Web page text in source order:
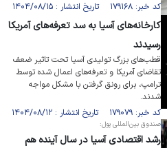
کد خبر: ۱۷۹۱۶۸ تاریخ انتشار : ۱۴۰۴/۰۸/۱۵
کارخانه‌های آسیا به سد تعرفه‌های آمریکا
رسیدند
قطب‌های بزرگ تولیدی آسیا تحت تاثیر ضعف
تقاضای آمریکا و تعرفه‌های اعمال شده توسط
ترامپ، برای رونق گرفتن با مشکل مواجه
شدند.
کد خبر: ۱۷۹۰۷۹ تاریخ انتشار : ۱۴۰۴/۰۸/۱۲
صندوق بین‌المللی پول:
رشد اقتصادی آسیا در سال آینده هم